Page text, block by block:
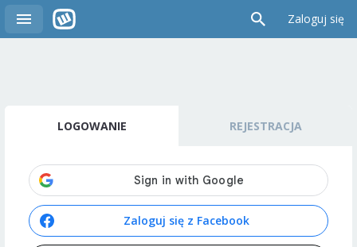
Zaloguj się
LOGOWANIE REJESTRACJA
Zaloguj się z Facebook